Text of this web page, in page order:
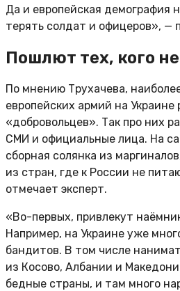
Да и европейская демография
терять солдат и офицеров», —
Пошлют тех, кого
По мнению Трухачева,
европейских армий на Украине
«добровольцев». Так про них
СМИ и официальные лица. На
сборная солянка из
из стран, где к России не
отмечает эксперт.
«Во-первых, привлекут
Например, на Украине уже
бандитов. В том числе
из Косово, Албании и
бедные страны, и там много